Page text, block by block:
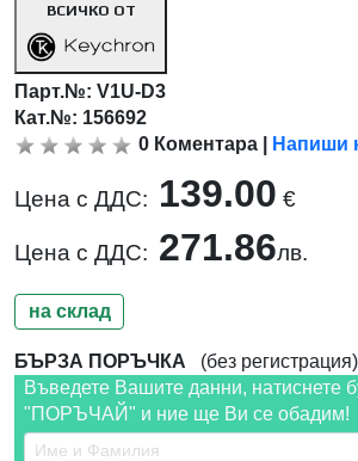
ВСИЧКО ОТ
Парт.№:V1U-D3
Кат.№: 156692
0 Коментара Напиши
Цена с ДДС: 139.00 €
Цена с ДДС: 271.86лв.
на склад
БЪРЗА ПОРЪЧКА (без регистрация)
Въведете Вашите данни, натиснете
"ПОРЪЧАЙ" и ние ще Ви се обадим!